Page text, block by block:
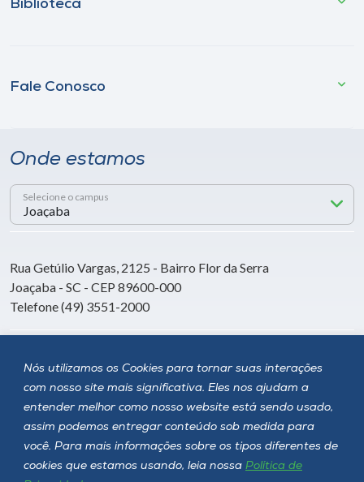
Nós utilizamos os Cookies para tornar suas interações
com nosso site mais significativa. Eles nos ajudam a
entender melhor como nosso website está sendo usado,
assim podemos entregar conteúdo sob medida para
você. Para mais informações sobre os tipos diferentes de
cookies que estamos usando, leia nossa Política de
Biblioteca
Fale Conosco
Onde estamos
Selecione o campus
Rua Getúlio Vargas, 2125 - Bairro Flor da Serra
Joaçaba - SC - CEP 89600-000
Telefone (49) 3551-2000
Siga a Unoesc